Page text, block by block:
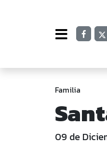
Familia
09 de